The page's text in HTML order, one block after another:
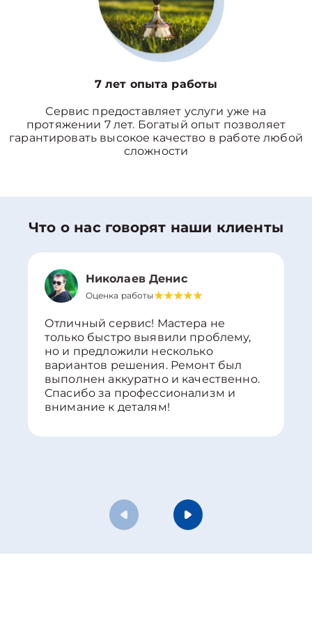
7 лет опыта работы
Сервис предоставляет услуги уже на
протяжении 7 лет. Богатый опыт позволяет
гарантировать высокое качество в работе любой
сложности
Что о нас говорят наши клиенты
Николаев Денис
Оценка работы
Отличный сервис! Мастера не
только быстро выявили проблему,
но и предложили несколько
вариантов решения. Ремонт был
выполнен аккуратно и качественно.
Спасибо за профессионализм и
внимание к деталям!